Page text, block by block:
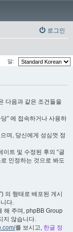
로그인
말:
다음과 같은 조건들을
” 에 접속하거나 사용하
며, 당신에게 성심껏 정
트 및 수정된 후의 “글
인정하는 것으로 봐도
의 형태로 배포된 게시
다.
해 주며, phpBB Group
지 않습니다.
를 보시고, 한글 정